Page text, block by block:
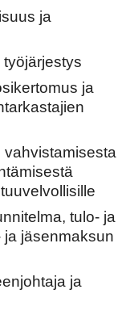
ja
ja
tulo- ja
ja jäsenmaksun
ja